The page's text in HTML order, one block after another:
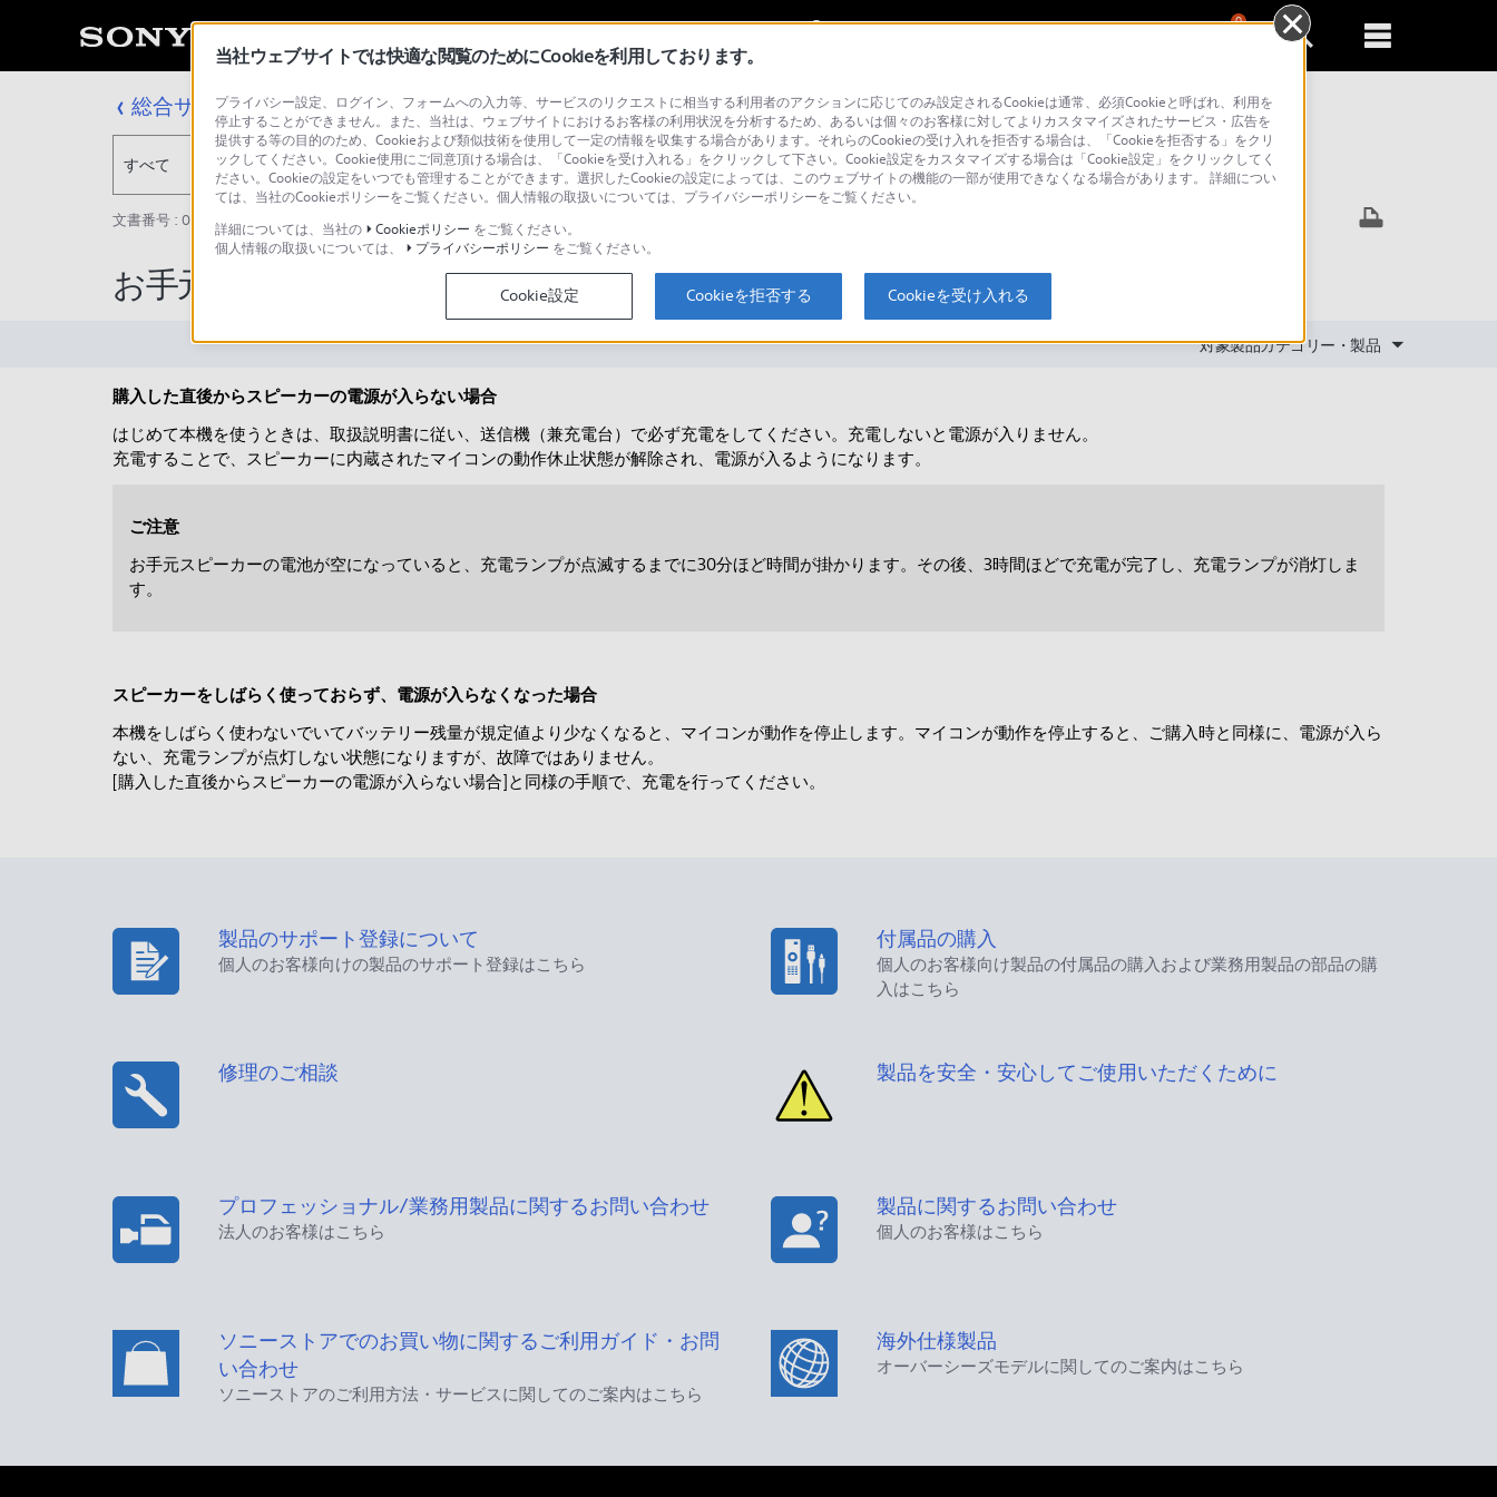
0
総合サポート・お問い合わせ
すべて 検索
文書番号 : 00249201 / 最終更新日 : 2020/08/21
お手元スピーカーの電源が入らない
対象製品カテゴリー・製品
購入した直後からスピーカーの電源が入らない場合
はじめて本機を使うときは、取扱説明書に従い、送信機（兼充電台）で必ず充電をしてください。充電しないと電源が入りません。
充電することで、スピーカーに内蔵されたマイコンの動作休止状態が解除され、電源が入るようになります。
ご注意
お手元スピーカーの電池が空になっていると、充電ランプが点滅するまでに30分ほど時間が掛かります。その後、3時間ほどで充電が完了し、充電ランプが消灯しま
す。
スピーカーをしばらく使っておらず、電源が入らなくなった場合
本機をしばらく使わないでいてバッテリー残量が規定値より少なくなると、マイコンが動作を停止します。マイコンが動作を停止すると、ご購入時と同様に、電源が入ら
ない、充電ランプが点灯しない状態になりますが、故障ではありません。
[購入した直後からスピーカーの電源が入らない場合]と同様の手順で、充電を行ってください。
製品のサポート登録について
個人のお客様向けの製品のサポート登録はこちら
付属品の購入
個人のお客様向け製品の付属品の購入および業務用製品の部品の購
入はこちら
修理のご相談 製品を安全・安心してご使用いただくために
プロフェッショナル/業務用製品に関するお問い合わせ
法人のお客様はこちら
製品に関するお問い合わせ
個人のお客様はこちら
ソニーストアでのお買い物に関するご利用ガイド・お問
い合わせ
ソニーストアのご利用方法・サービスに関してのご案内はこちら
海外仕様製品
オーバーシーズモデルに関してのご案内はこちら
当社ウェブサイトでは快適な閲覧のためにCookieを利用しております。
プライバシー設定、ログイン、フォームへの入力等、サービスのリクエストに相当する利用者のアクションに応じてのみ設定されるCookieは通常、必須Cookieと呼ばれ、利用を
停止することができません。また、当社は、ウェブサイトにおけるお客様の利用状況を分析するため、あるいは個々のお客様に対してよりカスタマイズされたサービス・広告を
提供する等の目的のため、Cookieおよび類似技術を使用して一定の情報を収集する場合があります。それらのCookieの受け入れを拒否する場合は、「Cookieを拒否する」をクリ
ックしてください。Cookie使用にご同意頂ける場合は、「Cookieを受け入れる」をクリックして下さい。Cookie設定をカスタマイズする場合は「Cookie設定」をクリックしてく
ださい。Cookieの設定をいつでも管理することができます。選択したCookieの設定によっては、このウェブサイトの機能の一部が使用できなくなる場合があります。 詳細につい
ては、当社のCookieポリシーをご覧ください。個人情報の取扱いについては、プライバシーポリシーをご覧ください。
詳細については、当社の
Cookieポリシー をご覧ください。
個人情報の取扱いについては、
プライバシーポリシー をご覧ください。
Cookie設定 Cookieを拒否する Cookieを受け入れる